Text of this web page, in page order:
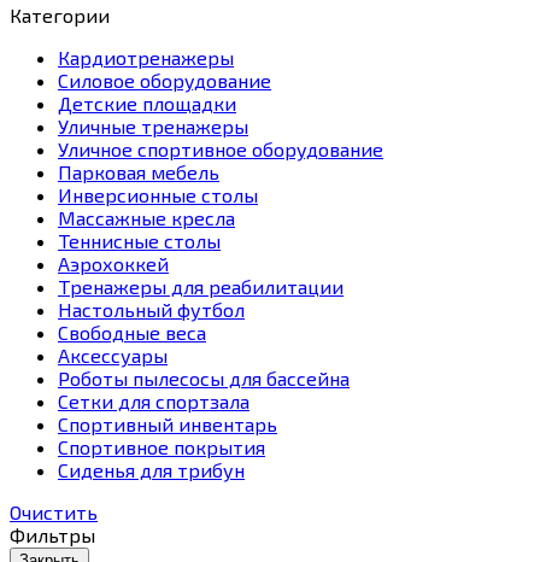
Категории
Кардиотренажеры
Силовое оборудование
Детские площадки
Уличные тренажеры
Уличное спортивное оборудование
Парковая мебель
Инверсионные столы
Массажные кресла
Теннисные столы
Аэрохоккей
Тренажеры для реабилитации
Настольный футбол
Свободные веса
Аксессуары
Роботы пылесосы для бассейна
Сетки для спортзала
Спортивный инвентарь
Спортивное покрытия
Сиденья для трибун
Очистить
Фильтры